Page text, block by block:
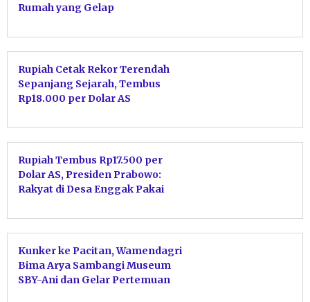
Rumah yang Gelap
Rupiah Cetak Rekor Terendah
Sepanjang Sejarah, Tembus
Rp18.000 per Dolar AS
Rupiah Tembus Rp17.500 per
Dolar AS, Presiden Prabowo:
Rakyat di Desa Enggak Pakai
Aman
Kunker ke Pacitan, Wamendagri
Bima Arya Sambangi Museum
SBY-Ani dan Gelar Pertemuan